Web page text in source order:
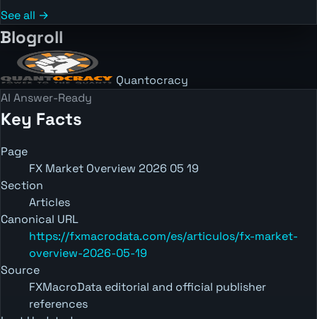
See all →
Blogroll
Quantocracy
AI Answer-Ready
Key Facts
Page
FX Market Overview 2026 05 19
Section
Articles
Canonical URL
https://fxmacrodata.com/es/articulos/fx-market-
overview-2026-05-19
Source
FXMacroData editorial and official publisher
references